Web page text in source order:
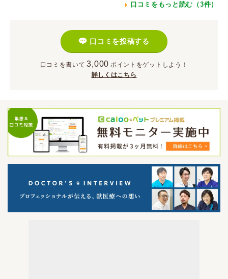
口コミをもっと読む（3件）
口コミを投稿する
口コミを書いて 3,000 ポイント をゲットしよう！
詳しくはこちら